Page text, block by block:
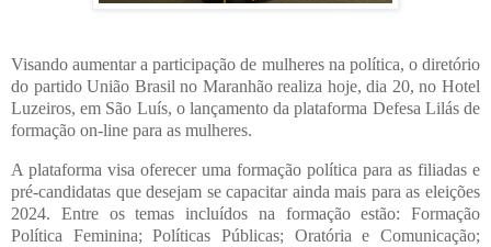
Visando aumentar a participação de mulheres na política, o diretório
do partido União Brasil no Maranhão realiza hoje, dia 20, no Hotel
Luzeiros, em São Luís, o lançamento da plataforma Defesa Lilás de
formação on-line para as mulheres.
A plataforma visa oferecer uma formação política para as filiadas e
pré-candidatas que desejam se capacitar ainda mais para as eleições
2024. Entre os temas incluídos na formação estão: Formação
Política Feminina; Políticas Públicas; Oratória e Comunicação;